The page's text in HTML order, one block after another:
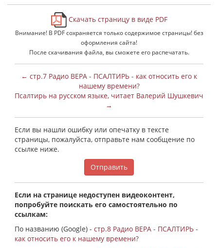
Скачать страницу в виде PDF
Внимание! В PDF сохраняется только содержимое страницы! без
оформления сайта!
После скачивания файла, вы сможете его распечатать.
← стр.7 Радио ВЕРА - ПСАЛТИРЬ - как относить его к
нашему времени?
Псалтирь на русском языке, читает Валерий Шушкевич
→
Если вы нашли ошибку или опечатку в тексте
страницы, пожалуйста, отправьте нам сообщение по
ссылке ниже.
Отправить
Если на странице недоступен видеоконтент,
попробуйте поискать его самостоятельно по
ссылкам:
По названию (Google) - стр.8 Радио ВЕРА - ПСАЛТИРЬ -
как относить его к нашему времени?